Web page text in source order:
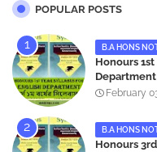
POPULAR POSTS
B.A HONS
Honours
Department -
February
B.A HONS
Honours